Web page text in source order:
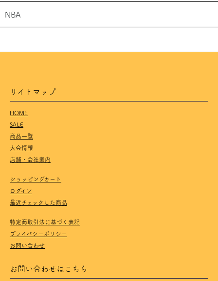
NBA
サイトマップ
HOME
SALE
商品一覧
大会情報
店舗・会社案内
ショッピングカート
ログイン
最近チェックした商品
特定商取引法に基づく表記
プライバシーポリシー
お問い合わせ
お問い合わせはこちら